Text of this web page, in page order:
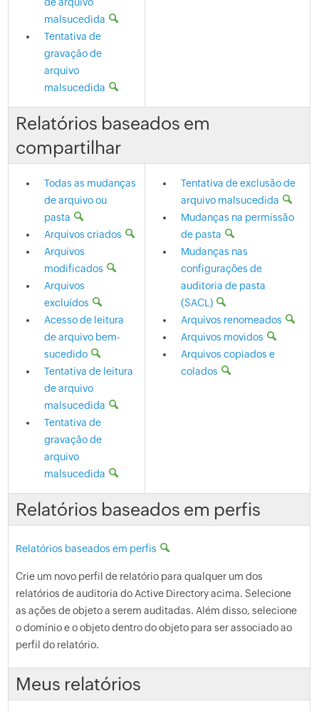
malsucedida
Tentativa de
gravação de
arquivo
malsucedida
Relatórios baseados em
compartilhar
Todas as mudanças
de arquivo ou
pasta
Arquivos criados
Arquivos
modificados
Arquivos
excluídos
Acesso de leitura
de arquivo bem-
sucedido
Tentativa de leitura
de arquivo
malsucedida
Tentativa de
gravação de
arquivo
malsucedida
Tentativa de exclusão de
arquivo malsucedida
Mudanças na permissão
de pasta
Mudanças nas
configurações de
auditoria de pasta
(SACL)
Arquivos renomeados
Arquivos movidos
Arquivos copiados e
colados
Relatórios baseados em perfis
Relatórios baseados em perfis
Crie um novo perfil de relatório para qualquer um dos
relatórios de auditoria do Active Directory acima. Selecione
as ações de objeto a serem auditadas. Além disso, selecione
o domínio e o objeto dentro do objeto para ser associado ao
perfil do relatório.
Meus relatórios